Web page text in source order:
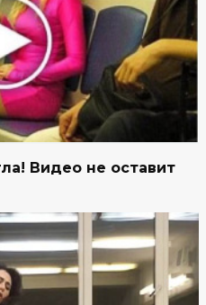
Видео не оставит